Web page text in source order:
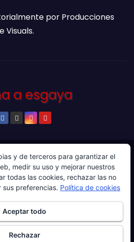
por Producciones
Visuals.
los derechos reservados.
Audiovisuales El
Visuals.
Publicidad
Contacto
Política de cookies
sobre las cookies
y de terceros para garantizar el
medir su uso y mejorar nuestros
todas las cookies, rechazar las no
sus preferencias. Política de cookies
Aceptar todo
Rechazar